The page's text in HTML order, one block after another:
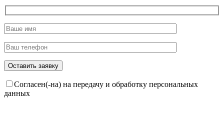
Согласен(-на) на передачу и обработку персональных
данных